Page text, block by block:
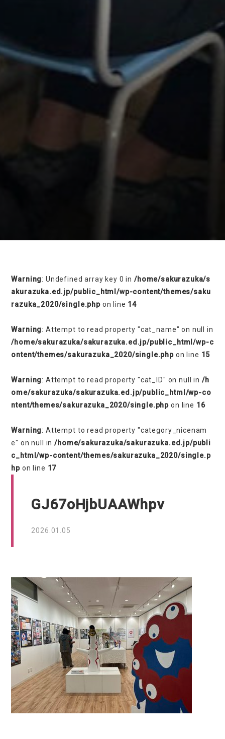
Warning: Undefined array key 0 in /home/sakurazuka/s
akurazuka.ed.jp/public_html/wp-content/themes/saku
razuka_2020/single.phpon line 14
Warning: Attempt to read property "cat_name" on null in
/home/sakurazuka/sakurazuka.ed.jp/public_html/wp-c
ontent/themes/sakurazuka_2020/single.php on line 15
Warning: Attempt to read property "cat_ID" on null in /h
ome/sakurazuka/sakurazuka.ed.jp/public_html/wp-co
ntent/themes/sakurazuka_2020/single.php on line 16
Warning: Attempt to read property "category_nicenam
e" on null in/home/sakurazuka/sakurazuka.ed.jp/publi
c_html/wp-content/themes/sakurazuka_2020/single.p
hp on line 17
GJ67oHjbUAAWhpv
2026.01.05